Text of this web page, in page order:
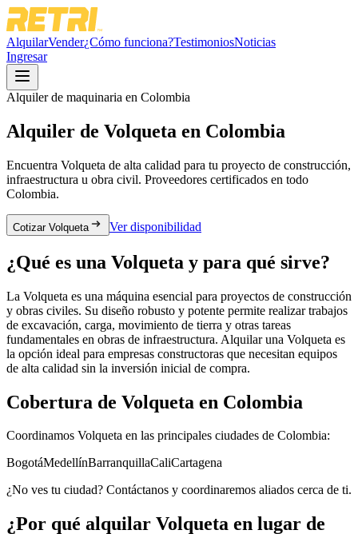
AlquilarVender¿Cómo funciona?TestimoniosNoticias
Ingresar
Alquiler de maquinaria en Colombia
Alquiler de Volqueta en Colombia
Encuentra Volqueta de alta calidad para tu proyecto de construcción,
infraestructura u obra civil. Proveedores certificados en todo
Colombia.
Cotizar Volqueta Ver disponibilidad
¿Qué es una Volqueta y para qué sirve?
La Volqueta es una máquina esencial para proyectos de construcción
y obras civiles. Su diseño robusto y potente permite realizar trabajos
de excavación, carga, movimiento de tierra y otras tareas
fundamentales en obras de infraestructura. Alquilar una Volqueta es
la opción ideal para empresas constructoras que necesitan equipos
de alta calidad sin la inversión inicial de compra.
Cobertura de Volqueta en Colombia
Coordinamos Volqueta en las principales ciudades de Colombia:
BogotáMedellínBarranquillaCaliCartagena
¿No ves tu ciudad? Contáctanos y coordinaremos aliados cerca de ti.
¿Por qué alquilar Volqueta en lugar de